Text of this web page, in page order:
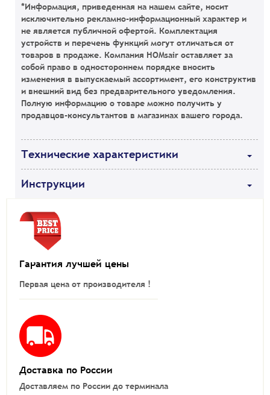
*Информация, приведенная на нашем сайте, носит
исключительно рекламно-информационный характер и
не является публичной офертой. Комплектация
устройств и перечень функций могут отличаться от
товаров в продаже. Компания HOMsair оставляет за
собой право в одностороннем порядке вносить
изменения в выпускаемый ассортимент, его конструктив
и внешний вид без предварительного уведомления.
Полную информацию о товаре можно получить у
продавцов-консультантов в магазинах вашего города.
Технические характеристики
Инструкции
Гарантия лучшей цены
Первая цена от производителя !
Доставка по России
Доставляем по России до терминала